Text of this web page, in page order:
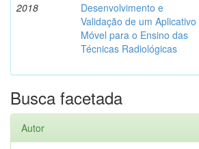
2018
Desenvolvimento e
Validação de um Aplicativo
Móvel para o Ensino das
Técnicas Radiológicas
Busca facetada
Autor